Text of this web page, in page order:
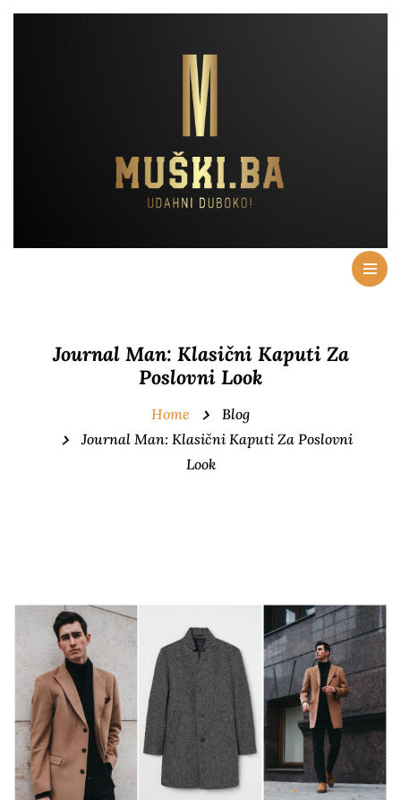
Journal Man: Klasični Kaputi Za
Poslovni Look
Home
Blog
Journal Man: Klasični Kaputi Za Poslovni
Look